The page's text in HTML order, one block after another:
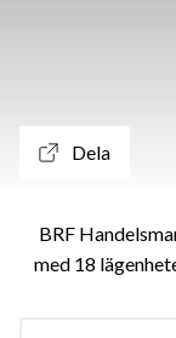
Dela
BRF
med 18